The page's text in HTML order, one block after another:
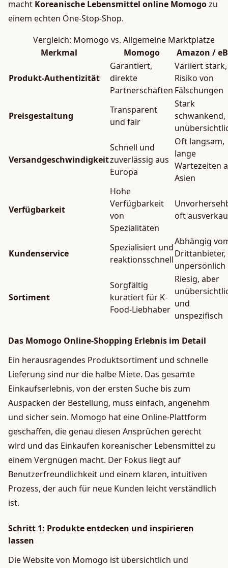
macht Koreanische Lebensmittel online Momogozu
einem echten One-Stop-Shop.
Vergleich: Momogo vs. Allgemeine Marktplätze
Merkmal
Momogo Amazon /
Produkt-Authentizität
Garantiert,
direkte
Partnerschaften
Variiert stark,
Risiko von
Fälschungen
Preisgestaltung
Transparent
und fair
Stark
Versandgeschwindigkeit
Schnell und
zuverlässig aus
Europa
Oft langsam,
lange
Wartezeiten
Asien
Verfügbarkeit
Hohe
Verfügbarkeit
von
Spezialitäten
oft
Kundenservice
Spezialisiert und
reaktionsschnell
Abhängig
unpersönlich
Sortiment
Sorgfältig
kuratiert für K-
Food-Liebhaber
Riesig, aber
und
unspezifisch
Das Momogo Online-Shopping Erlebnis im Detail
Ein herausragendes Produktsortiment und schnelle
Lieferung sind nur die halbe Miete. Das gesamte
Einkaufserlebnis, von der ersten Suche bis zum
Auspacken der Bestellung, muss einfach, angenehm
und sicher sein. Momogo hat eine Online-Plattform
geschaffen, die genau diesen Ansprüchen gerecht
wird und das Einkaufen koreanischer Lebensmittel zu
einem Vergnügen macht. Der Fokus liegt auf
Benutzerfreundlichkeit und einem klaren, intuitiven
Prozess, der auch für neue Kunden leicht verständlich
ist.
Schritt 1: Produkte entdecken und inspirieren
lassen
Die Website von Momogo ist übersichtlich und